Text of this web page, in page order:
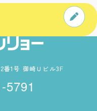
番1号 御崎Ｕビル3F
5791